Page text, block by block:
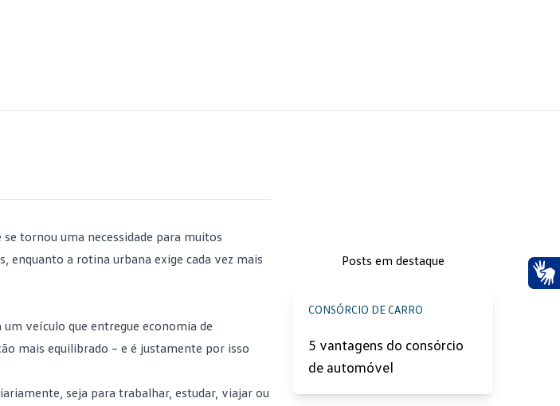
tornou uma necessidade para muitos
enquanto a rotina urbana exige cada vez mais
um veículo que entregue economia de
mais equilibrado – e é justamente por isso
seja para trabalhar, estudar, viajar ou
Posts em destaque
CONSÓRCIO DE CARRO
5 vantagens do consórcio
de automóvel